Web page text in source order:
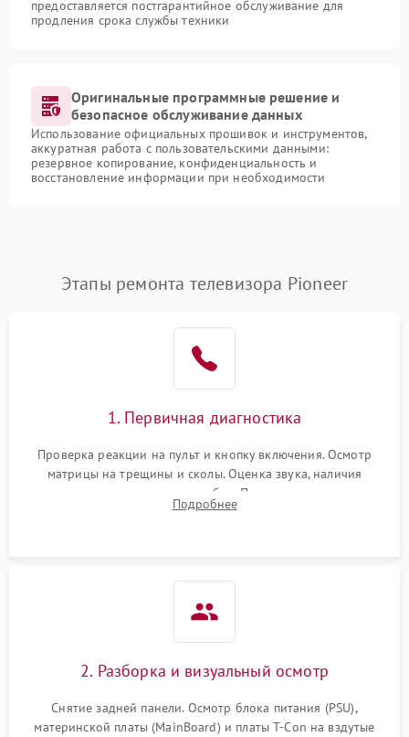
предоставляется постгарантийное обслуживание для
продления срока службы техники
Оригинальные программные решение и
безопасное обслуживание данных
Использование официальных прошивок и инструментов,
аккуратная работа с пользовательскими данными:
резервное копирование, конфиденциальность и
восстановление информации при необходимости
Этапы ремонта телевизора Pioneer
1. Первичная диагностика
Проверка реакции на пульт и кнопку включения. Осмотр
матрицы на трещины и сколы. Оценка звука, наличия
подсветки и индикаторов ошибок. Подключение тестовых
источников сигнала для выявления симптомов поломки.
Подробнее
2. Разборка и визуальный осмотр
Снятие задней панели. Осмотр блока питания (PSU),
материнской платы (MainBoard) и платы T-Con на вздутые